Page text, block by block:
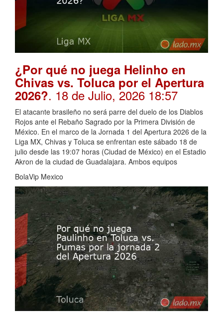
¿Por qué no juega Helinho en
Chivas vs. Toluca por el Apertura
2026?. 18 de Julio, 2026 18:57
El atacante brasileño no será parre del duelo de los Diablos
Rojos ante el Rebaño Sagrado por la Primera División de
México. En el marco de la Jornada 1 del Apertura 2026 de la
Liga MX, Chivas y Toluca se enfrentan este sábado 18 de
julio desde las 19:07 horas (Ciudad de México) en el Estadio
Akron de la ciudad de Guadalajara. Ambos equipos
BolaVip Mexico